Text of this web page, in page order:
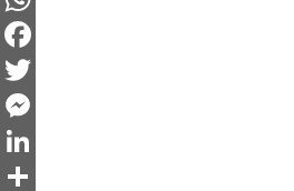
WhatsApp
Facebook
Twitter
Messenger
LinkedIn